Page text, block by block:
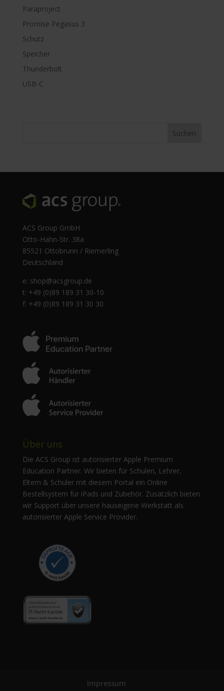
Paraproject
Promise Pegasus 3
Schutz
Speicher
Thunderbolt
USB-C
ACS Group GmbH
Otto-Hahn-Str. 38a
85521 Ottobrunn / Riemerling
Deutschland
e: shop@acsgroup.de
t: +49 (0)89 189 31 30-10
f: +49 (0)89 189 31 30 30
Über uns
Die ACS Group ist autorisierter Apple Premium
Education Partner. Wir bieten für Schulen, Lehrer,
Eltern & Schüler mit diesem Portal ein Online
Bestellsystem für iPads und Zubehör. Zusätzlich bieten
wir Support über unsere hauseigene Werkstatt als
autorisierter Apple Service Provider.
Impressum